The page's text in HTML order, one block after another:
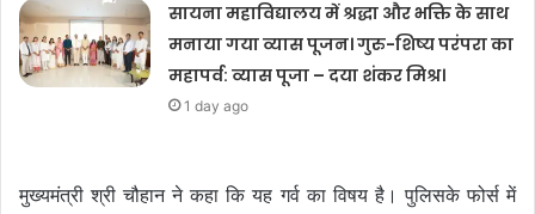
सायना महाविद्यालय में श्रद्धा और भक्ति के साथ
मनाया गया व्यास पूजन। गुरु-शिष्य परंपरा का
महापर्व: व्यास पूजा – दया शंकर मिश्र।
1 day ago
मुख्यमंत्री श्री चौहान ने कहा कि यह गर्व का विषय है। पुलिसके फोर्स में